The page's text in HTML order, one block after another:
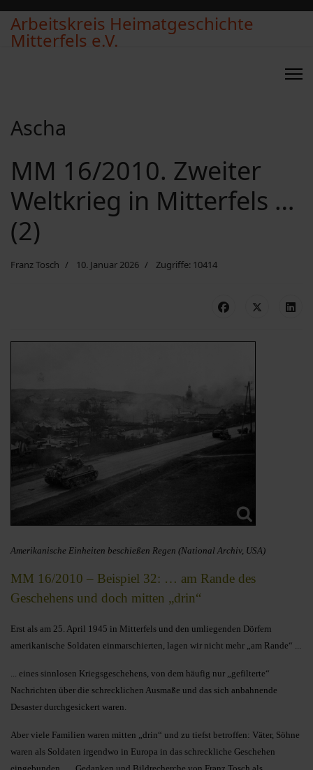
Arbeitskreis Heimatgeschichte
Mitterfels e.V.
Ascha
MM 16/2010. Zweiter
Weltkrieg in Mitterfels …
(2)
Franz Tosch 10. Januar 2026 Zugriffe: 10414
Amerikanische Einheiten beschießen Regen (National Archiv, USA)
MM 16/2010 – Beispiel 32: … am Rande des
Geschehens und doch mitten „drin“
Erst als am 25. April 1945 in Mitterfels und den umliegenden Dörfern
amerikanische Soldaten einmarschierten, lagen wir nicht mehr „am Rande“ ...
... eines sinnlosen Kriegsgeschehens, von dem häufig nur „gefilterte“
Nachrichten über die schrecklichen Ausmaße und das sich anbahnende
Desaster durchgesickert waren.
Aber viele Familien waren mitten „drin“ und zu tiefst betroffen: Väter, Söhne
waren als Soldaten irgendwo in Europa in das schreckliche Geschehen